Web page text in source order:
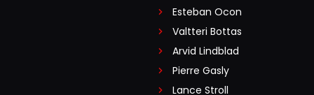
Esteban Ocon
Valtteri Bottas
Arvid Lindblad
Pierre Gasly
Lance Stroll